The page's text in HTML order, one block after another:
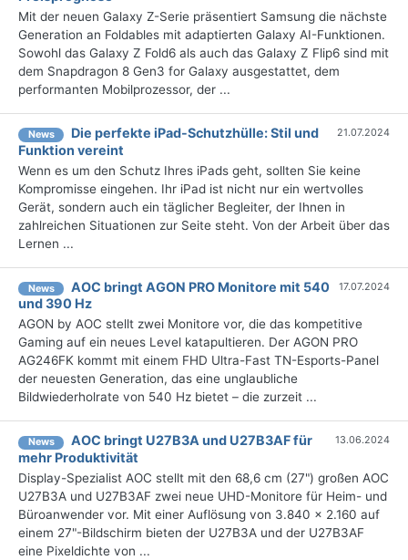
Mit der neuen Galaxy Z-Serie präsentiert Samsung die nächste
Generation an Foldables mit adaptierten Galaxy AI-Funktionen.
Sowohl das Galaxy Z Fold6 als auch das Galaxy Z Flip6 sind mit
dem Snapdragon 8 Gen3 for Galaxy ausgestattet, dem
performanten Mobilprozessor, der ...
News
Die perfekte iPad-Schutzhülle: Stil und
Funktion vereint
21.07.2024
Wenn es um den Schutz Ihres iPads geht, sollten Sie keine
Kompromisse eingehen. Ihr iPad ist nicht nur ein wertvolles
Gerät, sondern auch ein täglicher Begleiter, der Ihnen in
zahlreichen Situationen zur Seite steht. Von der Arbeit über das
Lernen ...
News
AOC bringt AGON PRO Monitore mit 540
und 390 Hz
17.07.2024
AGON by AOC stellt zwei Monitore vor, die das kompetitive
Gaming auf ein neues Level katapultieren. Der AGON PRO
AG246FK kommt mit einem FHD Ultra-Fast TN-Esports-Panel
der neuesten Generation, das eine unglaubliche
Bildwiederholrate von 540 Hz bietet – die zurzeit ...
News
AOC bringt U27B3A und U27B3AF für
mehr Produktivität
13.06.2024
Display-Spezialist AOC stellt mit den 68,6 cm (27") großen AOC
U27B3A und U27B3AF zwei neue UHD-Monitore für Heim- und
Büroanwender vor. Mit einer Auflösung von 3.840 x 2.160 auf
einem 27"-Bildschirm bieten der U27B3A und der U27B3AF
eine Pixeldichte von ...